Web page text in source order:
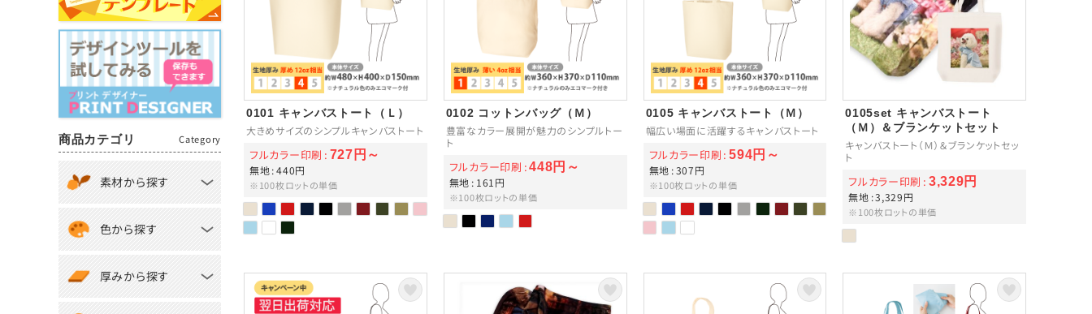
0101 キャンバストート（Ｌ）
大きめサイズのシンプルキャンバストート
無地 440円
フルカラー印刷 727円～
※100枚ロットの単価
0102 コットンバッグ（Ｍ）
豊富なカラー展開が魅力のシンプルトー
ト
無地 161円
フルカラー印刷 448円～
※100枚ロットの単価
0105 キャンバストート（Ｍ）
幅広い場面に活躍するキャンバストート
無地 307円
フルカラー印刷 594円～
※100枚ロットの単価
0105set キャンバストート
（Ｍ）＆ブランケットセット
キャンバストート（Ｍ）＆ブランケットセッ
ト
無地 3,329円
フルカラー印刷 3,329円
※100枚ロットの単価
商品カテゴリ Category
素材から探す
色から探す
厚みから探す